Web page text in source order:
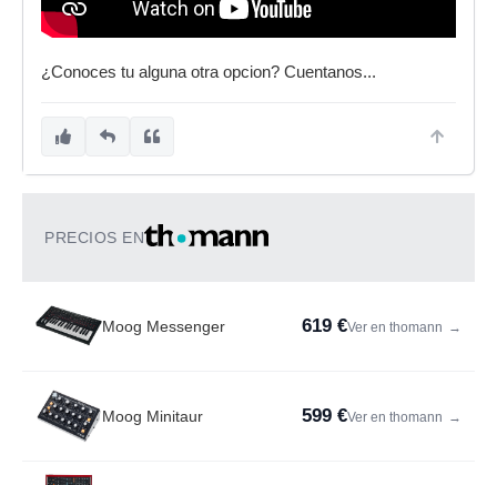
¿Conoces tu alguna otra opcion? Cuentanos...
PRECIOS EN
Moog Messenger 619 €Ver en thomann →
Moog Minitaur 599 €Ver en thomann →